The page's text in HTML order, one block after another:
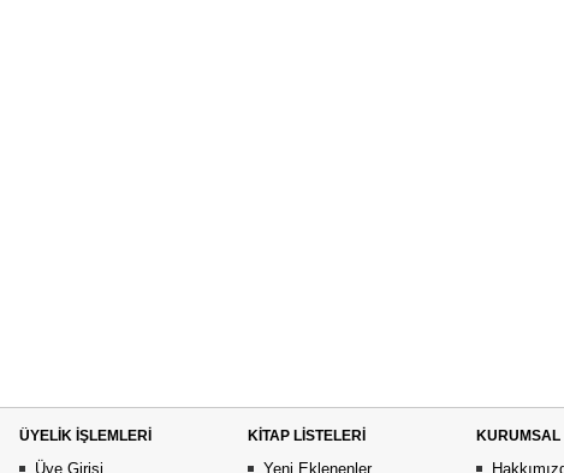
ÜYELİK İŞLEMLERİ
Üye Girişi
KİTAP LİSTELERİ
Yeni Eklenenler
KURUMSAL